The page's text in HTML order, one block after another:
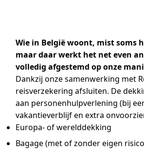
Wie in België woont, mist soms
maar daar werkt het net even
volledig afgestemd op onze
Dankzij onze samenwerking met
reisverzekering afsluiten. De
aan personenhulpverlening (bij
vakantieverblijf en extra
Europa- of werelddekking
Bagage (met of zonder eigen